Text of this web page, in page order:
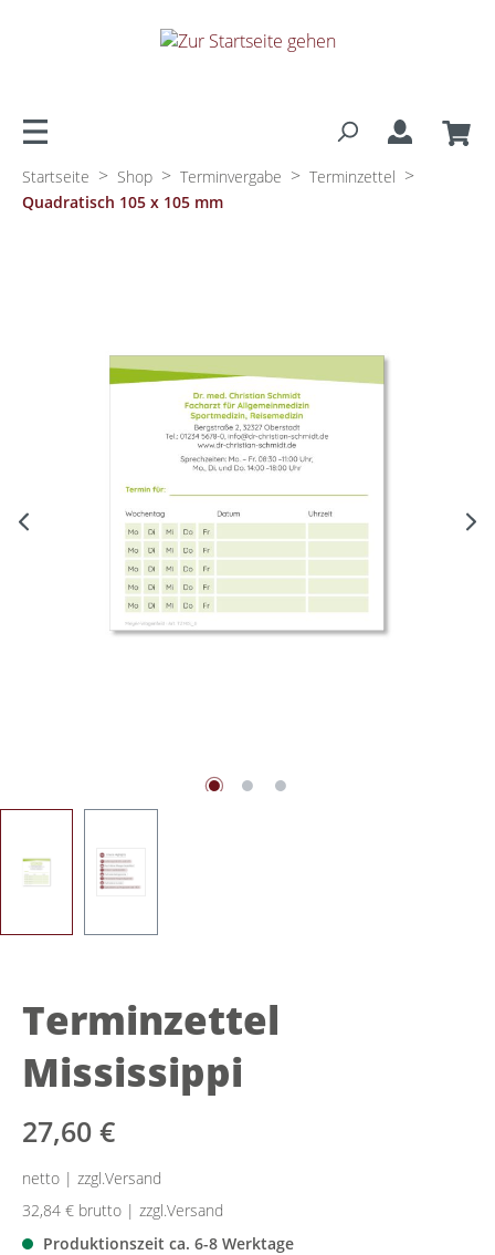
Startseite > Shop > Terminvergabe > Terminzettel >
Quadratisch 105 x 105 mm
Terminzettel
Mississippi
27,60 €
netto | zzgl.Versand
32,84 € brutto | zzgl.Versand
Produktionszeit ca. 6-8 Werktage